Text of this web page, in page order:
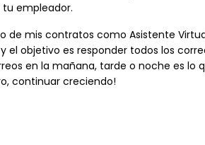
empleador.
de mis contratos como Asistente
el objetivo es responder todos los
en la mañana, tarde o noche es lo
continuar creciendo!